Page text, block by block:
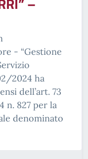
- “Gestione
2024 ha
dell’art. 73
n. 827 per la
denominato